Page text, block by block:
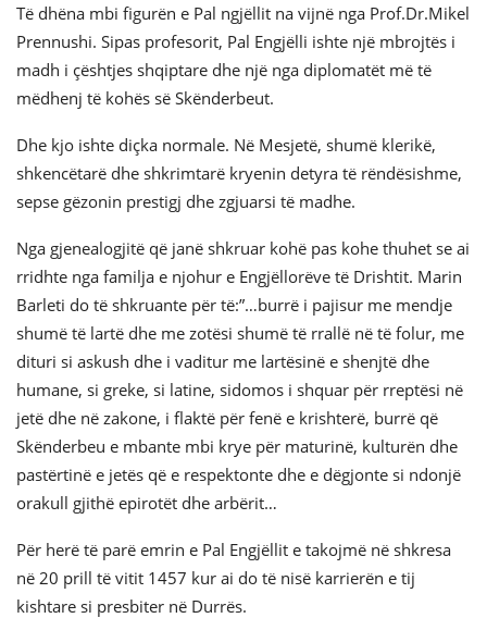
Të dhëna mbi figurën e Pal ngjëllit na vijnë nga Prof.Dr.Mikel
Prennushi. Sipas profesorit, Pal Engjëlli ishte një mbrojtës i
madh i çështjes shqiptare dhe një nga diplomatët më të
mëdhenj të kohës së Skënderbeut.
Dhe kjo ishte diçka normale. Në Mesjetë, shumë klerikë,
shkencëtarë dhe shkrimtarë kryenin detyra të rëndësishme,
sepse gëzonin prestigj dhe zgjuarsi të madhe.
Nga gjenealogjitë që janë shkruar kohë pas kohe thuhet se ai
rridhte nga familja e njohur e Engjëllorëve të Drishtit. Marin
Barleti do të shkruante për të:”…burrë i pajisur me mendje
shumë të lartë dhe me zotësi shumë të rrallë në të folur, me
dituri si askush dhe i vaditur me lartësinë e shenjtë dhe
humane, si greke, si latine, sidomos i shquar për rreptësi në
jetë dhe në zakone, i flaktë për fenë e krishterë, burrë që
Skënderbeu e mbante mbi krye për maturinë, kulturën dhe
pastërtinë e jetës që e respektonte dhe e dëgjonte si ndonjë
orakull gjithë epirotët dhe arbërit…
Për herë të parë emrin e Pal Engjëllit e takojmë në shkresa
në 20 prill të vitit 1457 kur ai do të nisë karrierën e tij
kishtare si presbiter në Durrës.